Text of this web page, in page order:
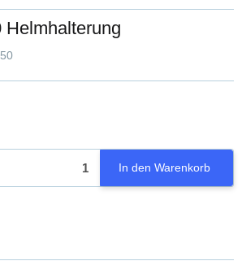
Helmhalterung
In den Warenkorb